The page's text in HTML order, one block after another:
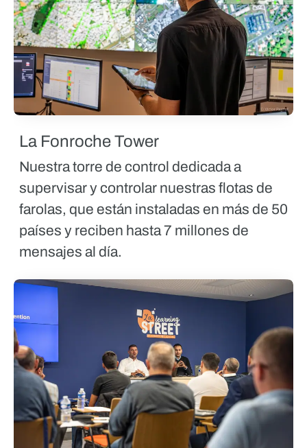
La Fonroche Tower
Nuestra torre de control dedicada a
supervisar y controlar nuestras flotas de
farolas, que están instaladas en más de 50
países y reciben hasta 7 millones de
mensajes al día.